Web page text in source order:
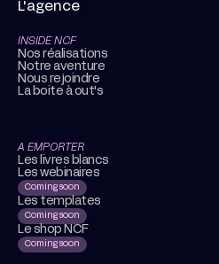
L'agence
INSIDE NCF
Nos réalisations
Notre aventure
Nous rejoindre
La boite à out's
A EMPORTER
Les livres blancs
Les webinaires
Coming soon
Les templates
Coming soon
Le shop NCF
Coming soon